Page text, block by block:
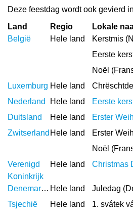
Deze feestdag wordt ook gevierd
Land
Regio
Lokale
België
Hele land
Kerstmis
Eerste
Noël
Luxemburg Hele land
Nederland
Hele land Eerste
Duitsland
Hele land Erster
Zwitserland Hele land
Erster
Noël
Verenigd
Koninkrijk
Hele land Christmas
Denemarken Hele land
Juledag
Tsjechië
Hele land
1. svátek